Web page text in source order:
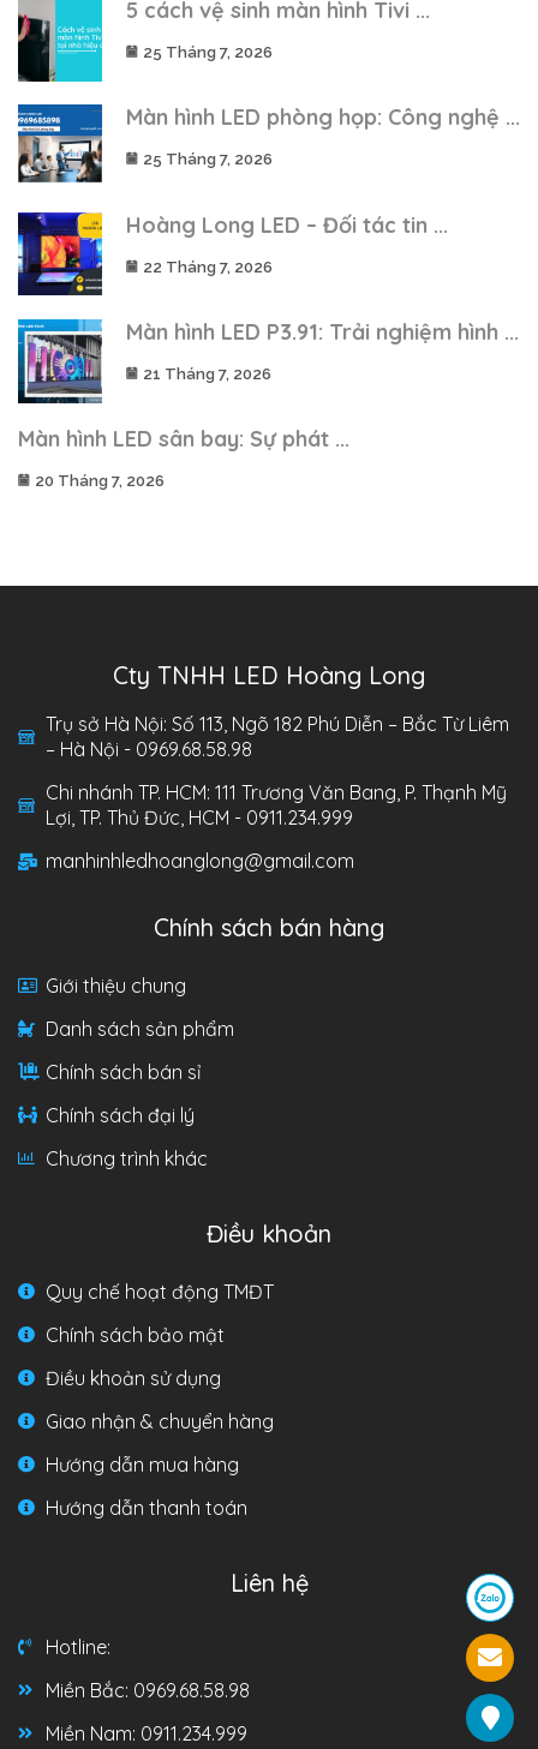
5 cách vệ sinh màn hình Tivi ...
25 Tháng 7, 2026
Màn hình LED phòng họp: Công nghệ ...
25 Tháng 7, 2026
Hoàng Long LED – Đối tác tin ...
22 Tháng 7, 2026
Màn hình LED P3.91: Trải nghiệm hình ...
21 Tháng 7, 2026
Màn hình LED sân bay: Sự phát ...
20 Tháng 7, 2026
Cty TNHH LED Hoàng Long
Trụ sở Hà Nội: Số 113, Ngõ 182 Phú Diễn – Bắc Từ Liêm
– Hà Nội - 0969.68.58.98
Chi nhánh TP. HCM: 111 Trương Văn Bang, P. Thạnh Mỹ
Lợi, TP. Thủ Đức, HCM - 0911.234.999
manhinhledhoanglong@gmail.com
Chính sách bán hàng
Giới thiệu chung
Danh sách sản phẩm
Chính sách bán sỉ
Chính sách đại lý
Chương trình khác
Điều khoản
Quy chế hoạt động TMĐT
Chính sách bảo mật
Điều khoản sử dụng
Giao nhận & chuyển hàng
Hướng dẫn mua hàng
Hướng dẫn thanh toán
Liên hệ
Hotline:
Miền Bắc: 0969.68.58.98
Miền Nam: 0911.234.999